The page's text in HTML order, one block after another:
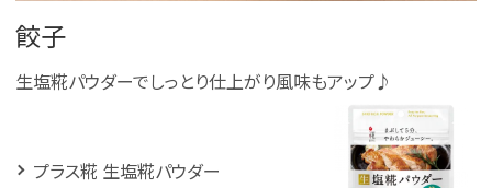
餃子
生塩糀パウダーでしっとり仕上がり風味もアップ♪
プラス糀 生塩糀パウダー